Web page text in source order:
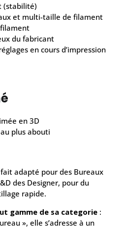
(stabilité)
et multi-taille de filament
du fabricant
en cours d’impression
en 3D
plus abouti
adapté pour des Bureaux
des Designer, pour du
rapide.
gamme de sa categorie :
», elle s’adresse à un